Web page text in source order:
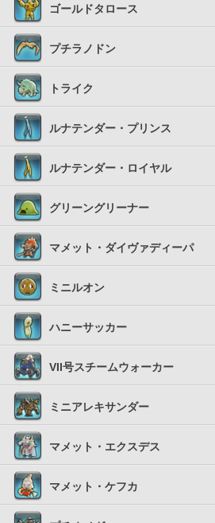
ゴールドタロース
プチラノドン
トライク
ルナテンダー・プリンス
ルナテンダー・ロイヤル
グリーングリーナー
マメット・ダイヴァディーパ
ミニルオン
ハニーサッカー
VII号スチームウォーカー
ミニアレキサンダー
マメット・エクスデス
マメット・ケフカ